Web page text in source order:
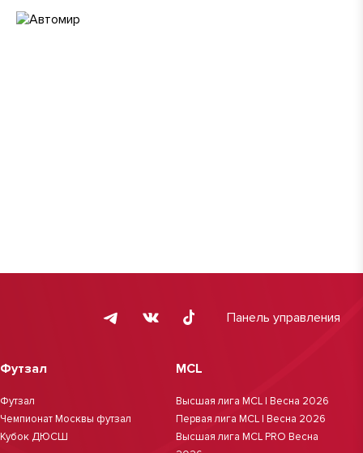
Панель управления
Футзал
Футзал
Чемпионат Москвы футзал
Кубок ДЮСШ
MCL
Высшая лига MCL | Весна 2026
Первая лига MCL | Весна 2026
Высшая лига MCL PRO Весна